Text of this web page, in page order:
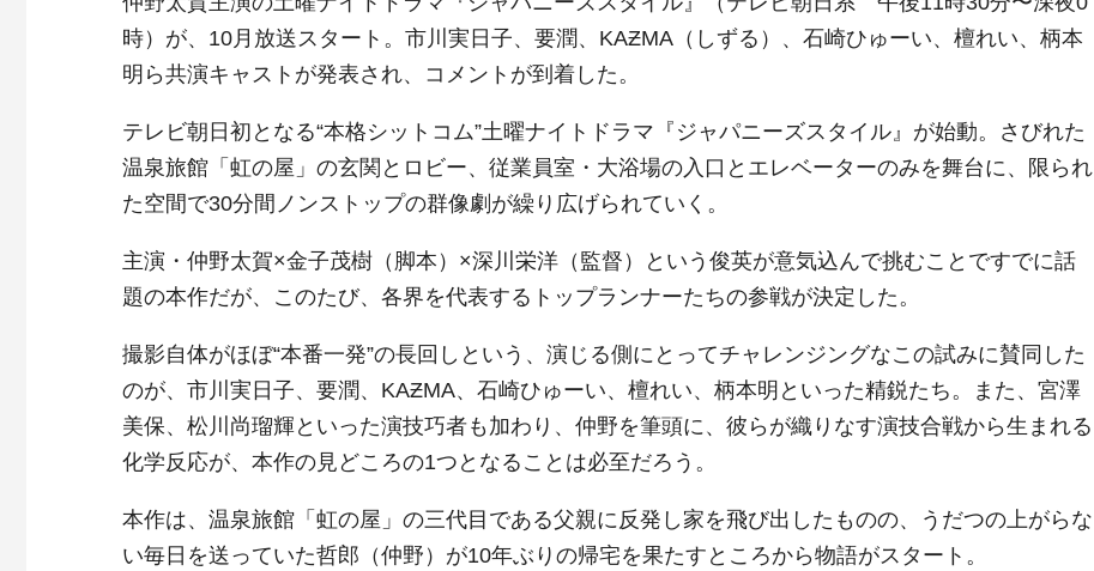
時）が、10月放送スタート。市川実日子、要潤、KAƵMA（しずる）、石崎ひゅーい、檀れい、柄本
明ら共演キャストが発表され、コメントが到着した。
テレビ朝日初となる“本格シットコム”土曜ナイトドラマ『ジャパニーズスタイル』が始動。さびれた
温泉旅館「虹の屋」の玄関とロビー、従業員室・大浴場の入口とエレベーターのみを舞台に、限られ
た空間で30分間ノンストップの群像劇が繰り広げられていく。
主演・仲野太賀×金子茂樹（脚本）×深川栄洋（監督）という俊英が意気込んで挑むことですでに話
題の本作だが、このたび、各界を代表するトップランナーたちの参戦が決定した。
撮影自体がほぼ“本番一発”の長回しという、演じる側にとってチャレンジングなこの試みに賛同した
のが、市川実日子、要潤、KAƵMA、石崎ひゅーい、檀れい、柄本明といった精鋭たち。また、宮澤
美保、松川尚瑠輝といった演技巧者も加わり、仲野を筆頭に、彼らが織りなす演技合戦から生まれる
化学反応が、本作の見どころの1つとなることは必至だろう。
本作は、温泉旅館「虹の屋」の三代目である父親に反発し家を飛び出したものの、うだつの上がらな
い毎日を送っていた哲郎（仲野）が10年ぶりの帰宅を果たすところから物語がスタート。